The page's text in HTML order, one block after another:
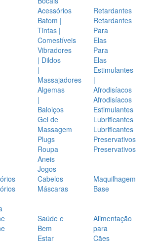
Acessórios
Batom |
Tintas |
Comestíveis
Vibradores
| Dildos
|
Massajadores
Algemas
|
Baloiços
Gel de
Massagem
Plugs
Roupa
Aneis
Jogos
Retardantes
Retardantes
Para
Elas
Para
Elas
Estimulantes
|
Afrodisíacos
Afrodisíacos
Estimulantes
Lubrificantes
Lubrificantes
Preservativos
Preservativos
Cabelos
Máscaras
Maquilhagem
Base
Saúde e
Bem
Estar
Alimentação
para
Cães